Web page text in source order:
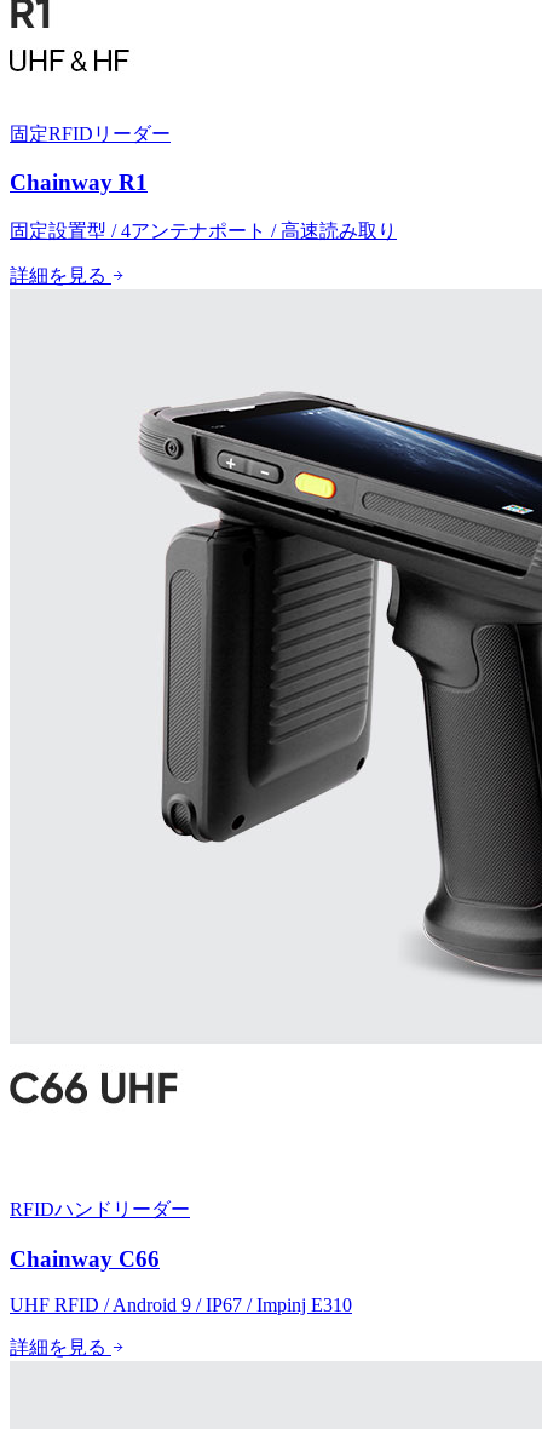
固定RFIDリーダー
Chainway R1
固定設置型 / 4アンテナポート / 高速読み取り
詳細を見る
RFIDハンドリーダー
Chainway C66
UHF RFID / Android 9 / IP67 / Impinj E310
詳細を見る